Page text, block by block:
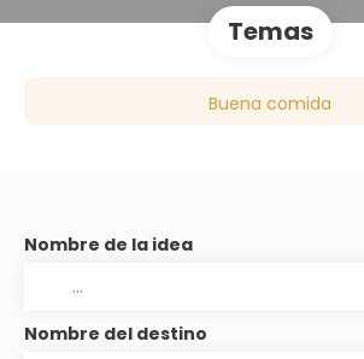
Temas
Buena comida
Nombre de la idea
Nombre del destino